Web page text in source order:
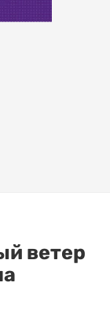
ветер